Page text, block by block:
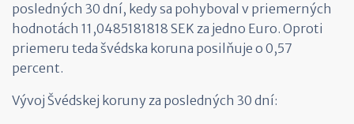
posledných 30 dní, kedy sa pohyboval v priemerných
hodnotách 11,0485181818 SEK za jedno Euro. Oproti
priemeru teda švédska koruna posilňuje o 0,57
percent.
Vývoj Švédskej koruny za posledných 30 dní: